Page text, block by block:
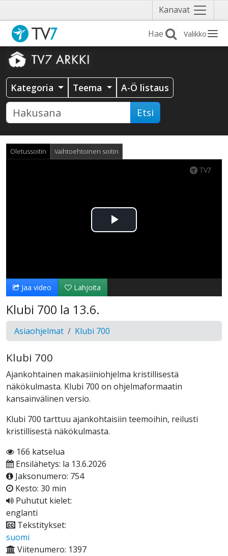
Kanavat Näytä
valikko
Valikko
Kategoria Teema A-Ö listaus
Etsi
Oletussoitin Vaihtoehtoinen soitin
Toista
Jaa video Lahjoita
Klubi 700 la 13.6.
Asiaohjelmat Klubi 700
Klubi 700
Ajankohtainen makasiiniohjelma kristillisestä
näkökulmasta. Klubi 700 on ohjelmaformaatin
kansainvälinen versio.
Klubi 700 tarttuu ajankohtaisiin teemoihin, reilusti
kristillisestä näkökulmasta.
166 katselua
Ensilähetys: la 13.6.2026
Jaksonumero: 754
Kesto: 30 min
Puhutut kielet:
englanti
Tekstitykset:
suomi
Viitenumero: 1397